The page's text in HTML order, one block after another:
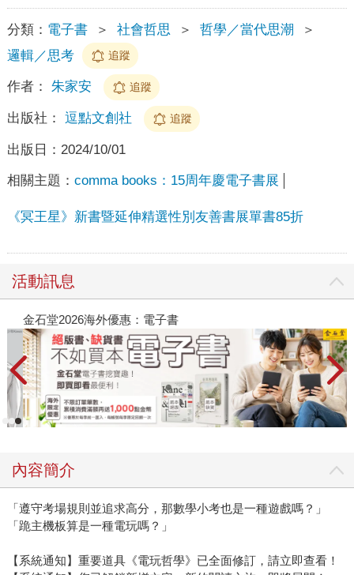
分類： 電子書 ＞ 社會哲思 ＞ 哲學／當代思潮
＞
邏輯／思考
追蹤
作者： 朱家安 追蹤
出版社： 逗點文創社 追蹤
出版日： 2024/10/01
相關主題： comma books：15周年慶電子書展
《冥王星》新書暨延伸精選性別友善書展單書85折
活動訊息
金石堂2026海外優惠：電子書
內容簡介
「遵守考場規則並追求高分，那數學小考也是一種遊戲嗎？」
「跪主機板算是一種電玩嗎？」
【系統通知】重要道具《電玩哲學》已全面修訂，請立即查看！